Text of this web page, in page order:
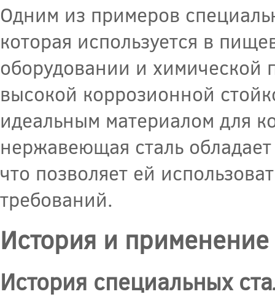
Одним из примеров
которая используется в
оборудовании и
высокой коррозионной
идеальным материалом для
нержавеющая сталь
что позволяет ей
требований.
История и
История специальных